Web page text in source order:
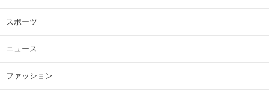
スポーツ
ニュース
ファッション